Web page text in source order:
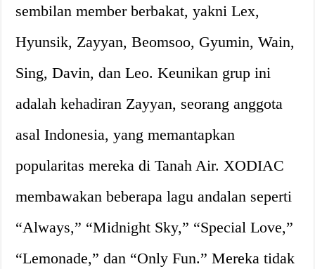
sembilan member berbakat, yakni Lex,
Hyunsik, Zayyan, Beomsoo, Gyumin, Wain,
Sing, Davin, dan Leo. Keunikan grup ini
adalah kehadiran Zayyan, seorang anggota
asal Indonesia, yang memantapkan
popularitas mereka di Tanah Air. XODIAC
membawakan beberapa lagu andalan seperti
“Always,” “Midnight Sky,” “Special Love,”
“Lemonade,” dan “Only Fun.” Mereka tidak